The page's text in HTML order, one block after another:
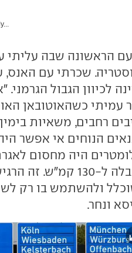
הראשונה שבה עליתי
שכרתי עם האנס,
לכיוון הגבול
עמיתי כשהאוטובאן
רחבים, משאיות
הנוחים אי אפשר
היה מחסום
הוגבלה ל-130
ולהשתמש בו רק
ונחר.